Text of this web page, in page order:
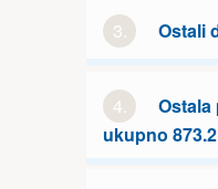
3. Ostali
4.
Ostala
ukupno